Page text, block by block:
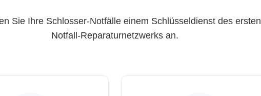
Sie Ihre Schlosser-Notfälle einem Schlüsseldienst des ersten
Notfall-Reparaturnetzwerks an.